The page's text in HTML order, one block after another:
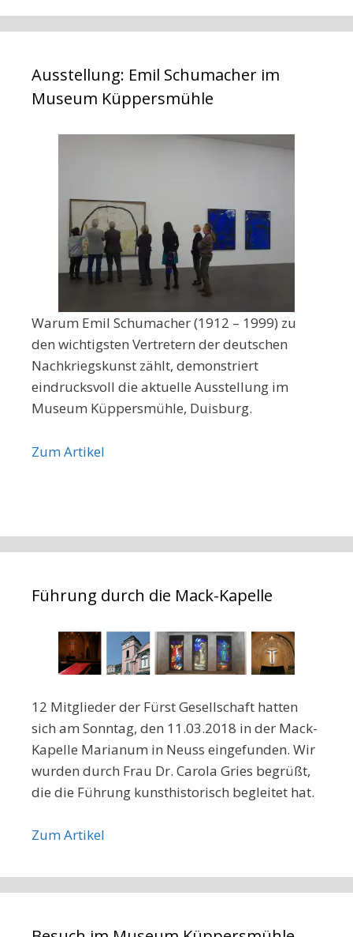
Ausstellung: Emil Schumacher im
Museum Küppersmühle
Warum Emil Schumacher (1912 – 1999) zu
den wichtigsten Vertretern der deutschen
Nachkriegskunst zählt, demonstriert
eindrucksvoll die aktuelle Ausstellung im
Museum Küppersmühle, Duisburg.
Zum Artikel
Führung durch die Mack-Kapelle
12 Mitglieder der Fürst Gesellschaft hatten
sich am Sonntag, den 11.03.2018 in der Mack-
Kapelle Marianum in Neuss eingefunden. Wir
wurden durch Frau Dr. Carola Gries begrüßt,
die die Führung kunsthistorisch begleitet hat.
Zum Artikel